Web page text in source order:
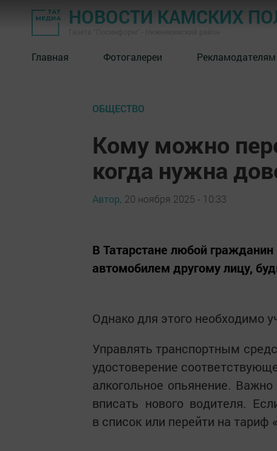
НОВОСТИ КАМСКИХ
Главная Фотогалереи Рекламодателям
ОБЩЕСТВО
Кому можно
когда нужна
Автор, 20 ноября 2025 - 10:33
В Татарстане любой
автомобилем другому лицу,
Однако для этого необходимо
Управлять транспортным
удостоверение
алкогольное опьянение.
вписать нового водителя.
в список или перейти на тариф